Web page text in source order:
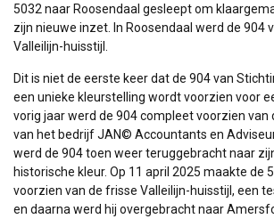
5032 naar Roosendaal gesleept om
zijn nieuwe inzet. In Roosendaal werd de 904
Valleilijn-huisstijl.
Dit is niet de eerste keer dat de 904 van
een unieke kleurstelling wordt voorzien voor
vorig jaar werd de 904 compleet voorzien van
van het bedrijf JAN© Accountants en
werd de 904 toen weer teruggebracht naar
historische kleur. Op 11 april 2025 maakte de
voorzien van de frisse Valleilijn-huisstijl, een
en daarna werd hij overgebracht naar